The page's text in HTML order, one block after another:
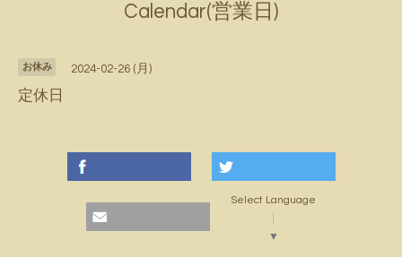
Calendar(営業日)
お休み 2024-02-26 (月)
定休日
Select Language
▼